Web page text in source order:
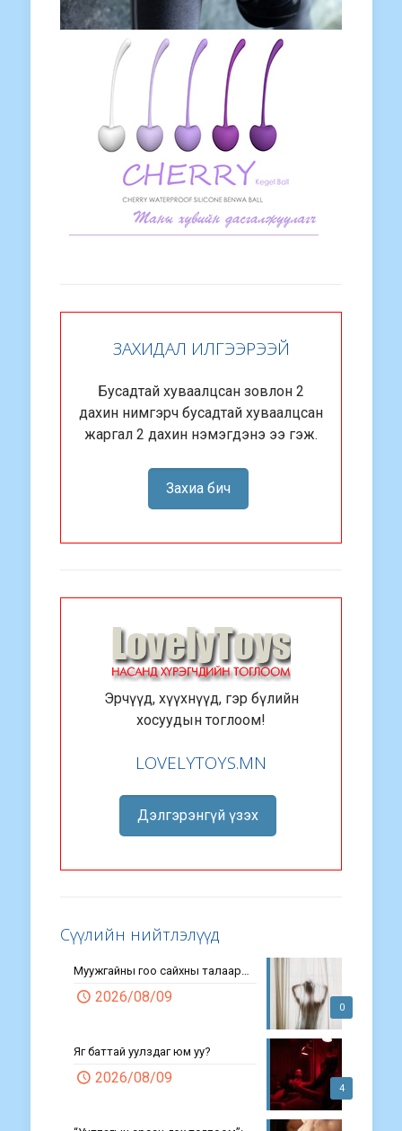
ЗАХИДАЛ ИЛГЭЭРЭЭЙ
Бусадтай хуваалцсан зовлон 2
дахин нимгэрч бусадтай хуваалцсан
жаргал 2 дахин нэмэгдэнэ ээ гэж.
Захиа бич
Эрчүүд, хүүхнүүд, гэр бүлийн
хосуудын тоглоом!
LOVELYTOYS.MN
Дэлгэрэнгүй үзэх
Сүүлийн нийтлэлүүд
0
Муужгайны гоо сайхны талаар…
2026/08/09
4
Яг баттай уулздаг юм уу?
2026/08/09